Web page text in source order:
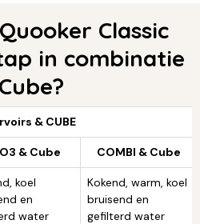
Classic
in combinatie
& CUBE
& Cube COMBI & Cube
koel
en
water
Kokend, warm, koel
bruisend en
gefilterd water